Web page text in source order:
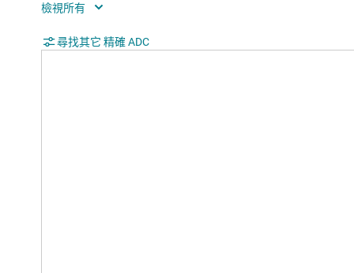
SNR (dB)
Digital supply (min) (V)
尋找其它 精確 ADC